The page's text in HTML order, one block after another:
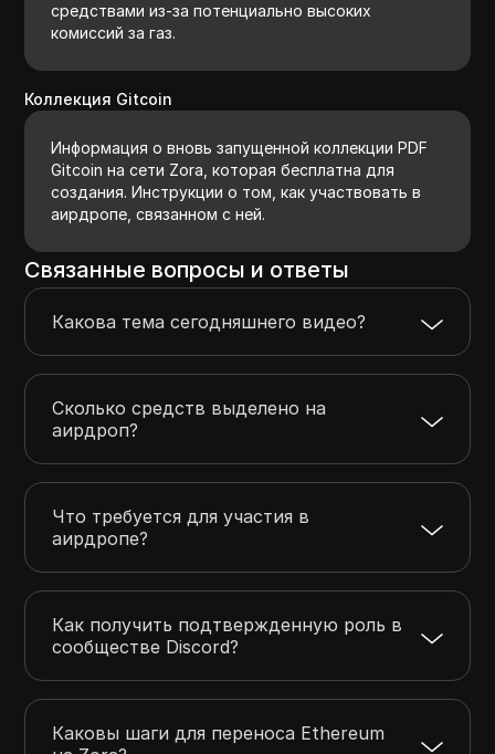
средствами из-за потенциально высоких
комиссий за газ.
Коллекция Gitcoin
Информация о вновь запущенной коллекции PDF
Gitcoin на сети Zora, которая бесплатна для
создания. Инструкции о том, как участвовать в
аирдропе, связанном с ней.
Связанные вопросы и ответы
Какова тема сегодняшнего видео?
Сколько средств выделено на
аирдроп?
Что требуется для участия в
аирдропе?
Как получить подтвержденную роль в
сообществе Discord?
Каковы шаги для переноса Ethereum